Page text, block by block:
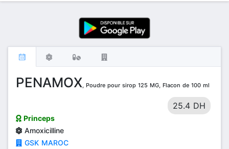
PENAMOX, Poudre pour sirop 125 MG, Flacon de 100 ml
25.4 DH
Princeps
Amoxicilline
GSK MAROC